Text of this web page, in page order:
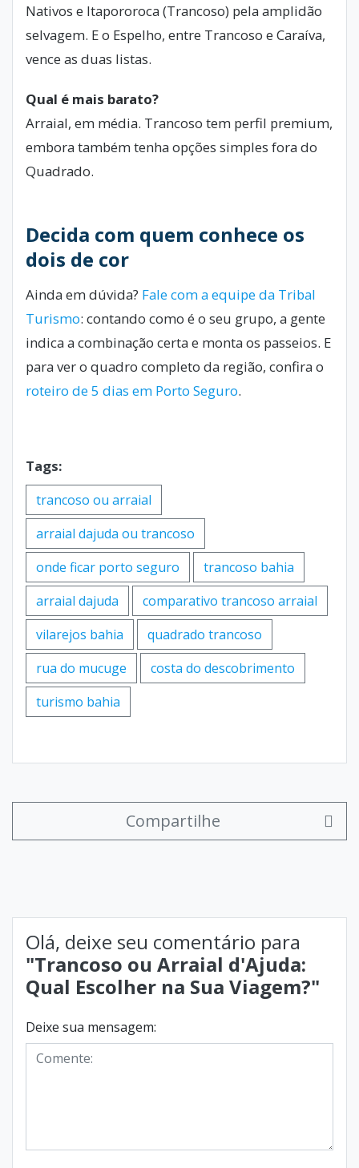
Nativos e Itapororoca (Trancoso) pela amplidão
selvagem. E o Espelho, entre Trancoso e Caraíva,
vence as duas listas.
Qual é mais barato?
Arraial, em média. Trancoso tem perfil premium,
embora também tenha opções simples fora do
Quadrado.
Decida com quem conhece os
dois de cor
Ainda em dúvida? Fale com a equipe da Tribal
Turismo: contando como é o seu grupo, a gente
indica a combinação certa e monta os passeios. E
para ver o quadro completo da região, confira o
roteiro de 5 dias em Porto Seguro.
Tags:
trancoso ou arraial
arraial dajuda ou trancoso
onde ficar porto seguro
trancoso bahia
arraial dajuda
comparativo trancoso arraial
vilarejos bahia
quadrado trancoso
rua do mucuge
costa do descobrimento
turismo bahia
Compartilhe
Olá, deixe seu comentário para
"Trancoso ou Arraial d'Ajuda:
Qual Escolher na Sua Viagem?"
Deixe sua mensagem: